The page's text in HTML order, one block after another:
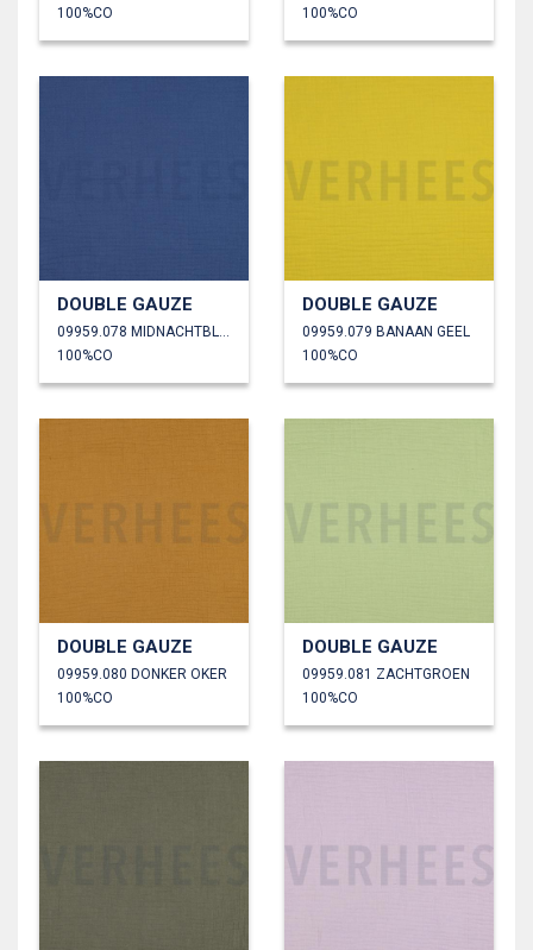
100%CO
100%CO
DOUBLE GAUZE
09959.078 MIDNACHTBLAUW
100%CO
DOUBLE GAUZE
09959.079 BANAAN GEEL
100%CO
DOUBLE GAUZE
09959.080 DONKER OKER
100%CO
DOUBLE GAUZE
09959.081 ZACHTGROEN
100%CO